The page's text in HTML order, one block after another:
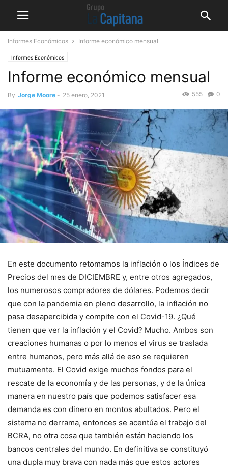
Informes Económicos Informe económico mensual
Informes Económicos
Informe económico mensual
By Jorge Moore - 25 enero, 2021 0
555
En este documento retomamos la inflación o los Índices de
Precios del mes de DICIEMBRE y, entre otros agregados,
los numerosos compradores de dólares. Podemos decir
que con la pandemia en pleno desarrollo, la inflación no
pasa desapercibida y compite con el Covid-19. ¿Qué
tienen que ver la inflación y el Covid? Mucho. Ambos son
creaciones humanas o por lo menos el virus se traslada
entre humanos, pero más allá de eso se requieren
mutuamente. El Covid exige muchos fondos para el
rescate de la economía y de las personas, y de la única
manera en nuestro país que podemos satisfacer esa
demanda es con dinero en montos abultados. Pero el
sistema no derrama, entonces se acentúa el trabajo del
BCRA, no otra cosa que también están haciendo los
bancos centrales del mundo. En definitiva se constituyó
una dupla muy brava con nada más que estos actores